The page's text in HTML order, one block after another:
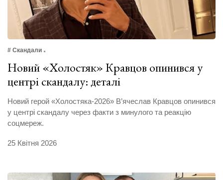
# Скандали
Новий «Холостяк» Кравцов опинився у
центрі скандалу: деталі
Новий герой «Холостяка-2026» В’ячеслав Кравцов опинився
у центрі скандалу через факти з минулого та реакцію
соцмереж.
25 Квітня 2026